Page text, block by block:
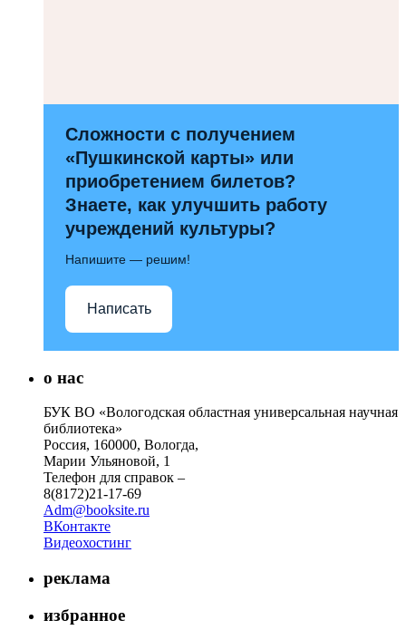
Сложности с получением
«Пушкинской карты» или
приобретением билетов?
Знаете, как улучшить работу
учреждений культуры?
Напишите — решим!
Написать
о нас
БУК ВО «Вологодская областная универсальная научная
библиотека»
Россия, 160000, Вологда,
Марии Ульяновой, 1
Телефон для справок –
8(8172)21-17-69
Adm@booksite.ru
ВКонтакте
Видеохостинг
реклама
избранное